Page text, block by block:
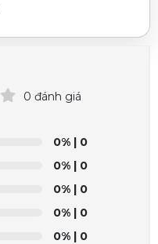
0 đánh giá
0% | 0
0% | 0
0% | 0
0% | 0
0% | 0